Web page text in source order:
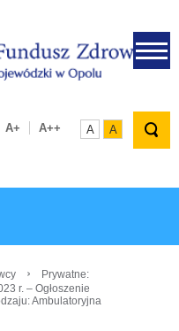
A+ A++ A A
›
Prywatne:
r. – Ogłoszenie
Ambulatoryjna